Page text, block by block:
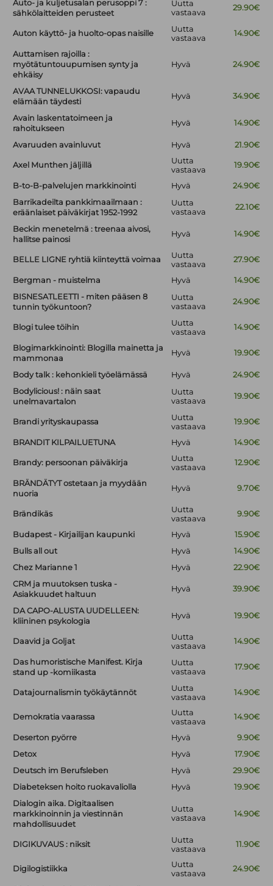
Auto- ja kuljetusalan perusoppi 7 :
sähkölaitteiden perusteet
Uutta
vastaava
29.90€
Auton käyttö- ja huolto-opas naisille
Uutta
vastaava
14.90€
Auttamisen rajoilla :
myötätuntouupumisen synty ja
ehkäisy
Hyvä 24.90€
AVAA TUNNELUKKOSI: vapaudu
elämään täydesti
Hyvä 34.90€
Avain laskentatoimeen ja
rahoitukseen
Hyvä 14.90€
Avaruuden avainluvut Hyvä 21.90€
Axel Munthen jäljillä
Uutta
vastaava
19.90€
B-to-B-palvelujen markkinointi Hyvä
24.90€
Barrikadeilta pankkimaailmaan :
eräänlaiset päiväkirjat 1952-1992
Uutta
vastaava
22.10€
Beckin menetelmä : treenaa aivosi,
hallitse painosi
Hyvä 14.90€
BELLE LIGNE ryhtiä kiinteyttä voimaa
Uutta
vastaava
27.90€
Bergman - muistelma Hyvä
14.90€
BISNESATLEETTI - miten pääsen 8
tunnin työkuntoon?
Uutta
vastaava
24.90€
Blogi tulee töihin
Uutta
vastaava
14.90€
Blogimarkkinointi: Blogilla mainetta ja
mammonaa
Hyvä 19.90€
Body talk : kehonkieli työelämässä Hyvä
24.90€
Bodylicious! : näin saat
unelmavartalon
Uutta
vastaava
19.90€
Brandi yrityskaupassa
Uutta
vastaava
19.90€
BRANDIT KILPAILUETUNA Hyvä 14.90€
Brandy: persoonan päiväkirja
Uutta
vastaava
12.90€
BRÄNDÄTYT ostetaan ja myydään
nuoria
Hyvä 9.70€
Brändikäs
Uutta
vastaava
9.90€
Budapest - Kirjailijan kaupunki Hyvä
15.90€
Bulls all out
Hyvä
14.90€
Chez Marianne 1
Hyvä
22.90€
CRM ja muutoksen tuska -
Asiakkuudet haltuun
Hyvä 39.90€
DA CAPO-ALUSTA UUDELLEEN:
kliininen psykologia
Hyvä 19.90€
Daavid ja Goljat
Uutta
vastaava
14.90€
Das humoristische Manifest. Kirja
stand up -komiikasta
Uutta
vastaava
17.90€
Datajournalismin työkäytännöt
Uutta
vastaava
14.90€
Demokratia vaarassa
Uutta
vastaava
14.90€
Deserton pyörre Hyvä
9.90€
Detox
Hyvä
17.90€
Deutsch im Berufsleben
Hyvä
29.90€
Diabeteksen hoito ruokavaliolla
Hyvä
19.90€
Dialogin aika. Digitaalisen
markkinoinnin ja viestinnän
mahdollisuudet
Uutta
vastaava
14.90€
DIGIKUVAUS : niksit
Uutta
vastaava
11.90€
Digilogistiikka
Uutta
vastaava
24.90€